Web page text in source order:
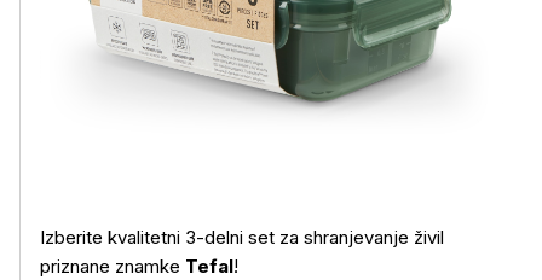
Izberite kvalitetni 3-delni set za shranjevanje živil
priznane znamke Tefal!